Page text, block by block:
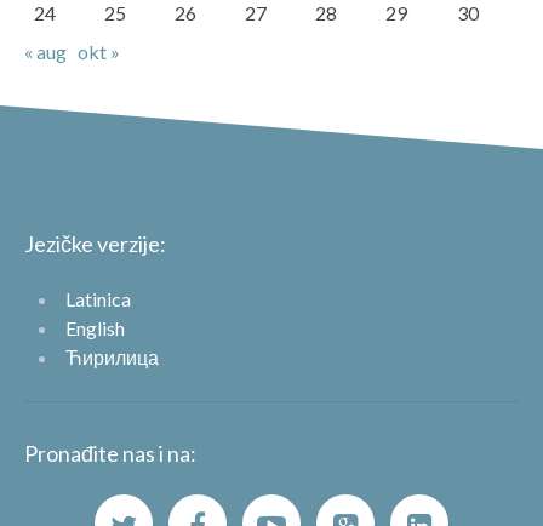
24 25 26 27 28 29
30
« aug okt »
Jezičke verzije:
Latinica
English
Ћирилица
Pronađite nas i na: